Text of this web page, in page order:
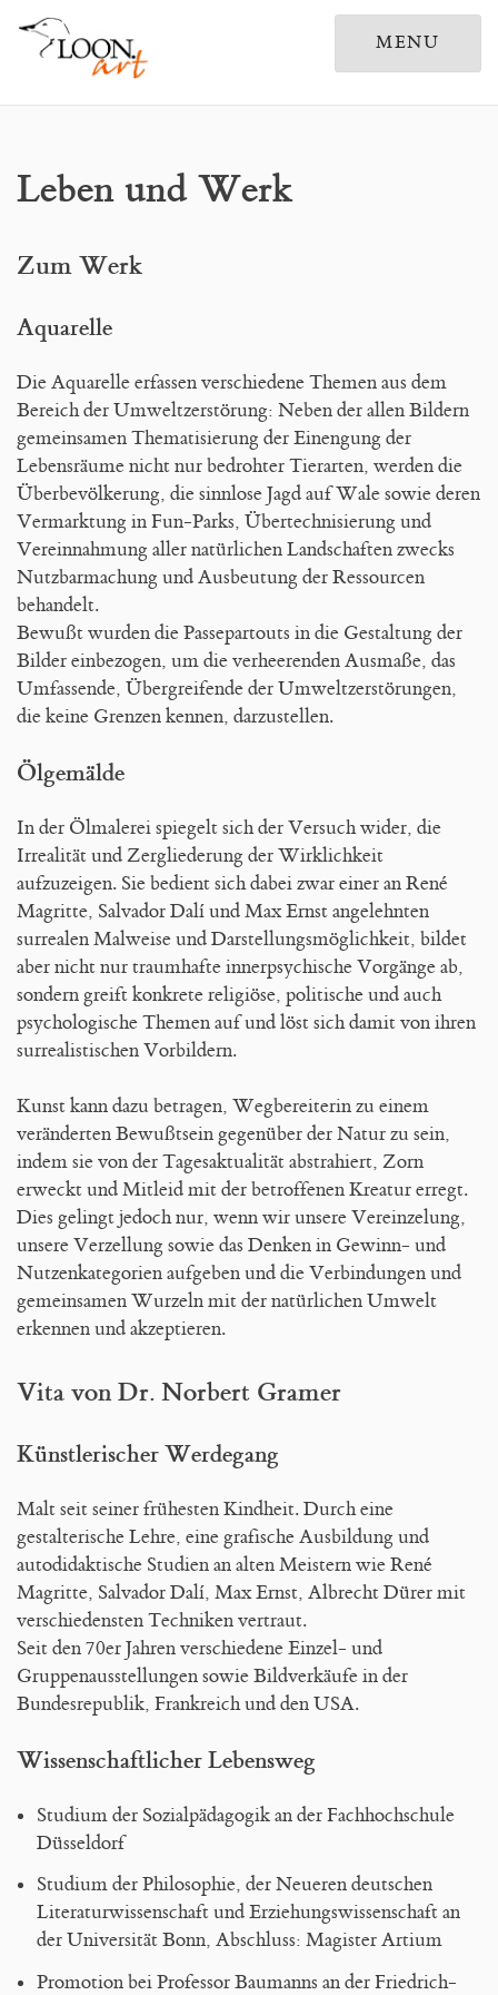
MENU
Galerien
Ausstellungen
Publikationen
Blog
Leben und Werk
Zum Werk
Aquarelle
Die Aquarelle erfassen verschiedene Themen aus dem
Bereich der Umweltzerstörung: Neben der allen Bildern
gemeinsamen Thematisierung der Einengung der
Lebensräume nicht nur bedrohter Tierarten, werden die
Überbevölkerung, die sinnlose Jagd auf Wale sowie deren
Vermarktung in Fun-Parks, Übertechnisierung und
Vereinnahmung aller natürlichen Landschaften zwecks
Nutzbarmachung und Ausbeutung der Ressourcen
behandelt.
Bewußt wurden die Passepartouts in die Gestaltung der
Bilder einbezogen, um die verheerenden Ausmaße, das
Umfassende, Übergreifende der Umweltzerstörungen,
die keine Grenzen kennen, darzustellen.
Ölgemälde
In der Ölmalerei spiegelt sich der Versuch wider, die
Irrealität und Zergliederung der Wirklichkeit
aufzuzeigen. Sie bedient sich dabei zwar einer an René
Magritte, Salvador Dalí und Max Ernst angelehnten
surrealen Malweise und Darstellungsmöglichkeit, bildet
aber nicht nur traumhafte innerpsychische Vorgänge ab,
sondern greift konkrete religiöse, politische und auch
psychologische Themen auf und löst sich damit von ihren
surrealistischen Vorbildern.
Kunst kann dazu betragen, Wegbereiterin zu einem
veränderten Bewußtsein gegenüber der Natur zu sein,
indem sie von der Tagesaktualität abstrahiert, Zorn
erweckt und Mitleid mit der betroffenen Kreatur erregt.
Dies gelingt jedoch nur, wenn wir unsere Vereinzelung,
unsere Verzellung sowie das Denken in Gewinn- und
Nutzenkategorien aufgeben und die Verbindungen und
gemeinsamen Wurzeln mit der natürlichen Umwelt
erkennen und akzeptieren.
Vita von Dr. Norbert Gramer
Künstlerischer Werdegang
Malt seit seiner frühesten Kindheit. Durch eine
gestalterische Lehre, eine grafische Ausbildung und
autodidaktische Studien an alten Meistern wie René
Magritte, Salvador Dalí, Max Ernst, Albrecht Dürer mit
verschiedensten Techniken vertraut.
Seit den 70er Jahren verschiedene Einzel- und
Gruppenausstellungen sowie Bildverkäufe in der
Bundesrepublik, Frankreich und den USA.
Wissenschaftlicher Lebensweg
Studium der Sozialpädagogik an der Fachhochschule
Düsseldorf
Studium der Philosophie, der Neueren deutschen
Literaturwissenschaft und Erziehungswissenschaft an
der Universität Bonn, Abschluss: Magister Artium
Promotion bei Professor Baumanns an der Friedrich-